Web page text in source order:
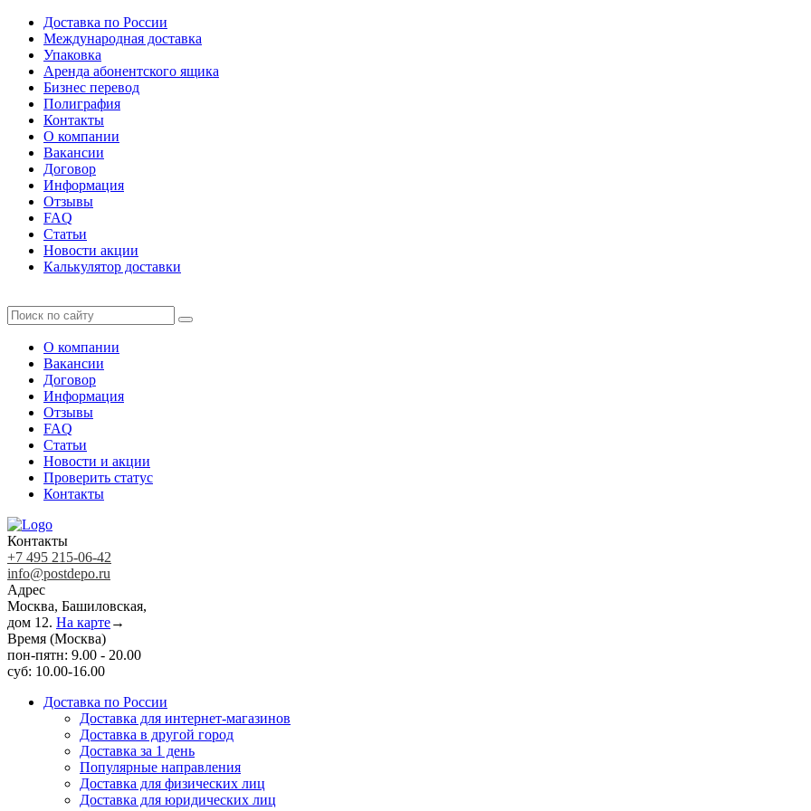
Доставка по России
Международная доставка
Упаковка
Аренда абонентского ящика
Бизнес перевод
Полиграфия
Контакты
О компании
Вакансии
Договор
Информация
Отзывы
FAQ
Статьи
Новости акции
Калькулятор доставки
О компании
Вакансии
Договор
Информация
Отзывы
FAQ
Статьи
Новости и акции
Проверить статус
Контакты
Контакты
+7 495 215-06-42
info@postdepo.ru
Адрес
Москва, Башиловская,
дом 12. На карте→
Время (Москва)
пон-пятн: 9.00 - 20.00
суб: 10.00-16.00
Доставка по России
Доставка для интернет-магазинов
Доставка в другой город
Доставка за 1 день
Популярные направления
Доставка для физических лиц
Доставка для юридических лиц